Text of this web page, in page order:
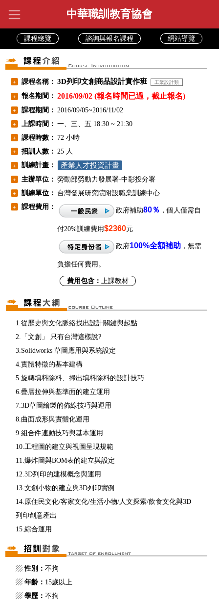
中華職訓教育協會
課程總覽 諮詢與報名課程 網站導覽
+ 課程名稱： 3D列印文創商品設計實作班 工業設計類
+ 報名期間： 2016/09/02 (報名時間已過，截止報名)
+ 課程期間： 2016/09/05~2016/11/02
+ 上課時間： 一、三、五 18:30 ~ 21:30
+ 課程時數： 72 小時
+ 招訓人數： 25 人
+ 訓練計畫： 產業人才投資計畫
+ 主辦單位： 勞動部勞動力發展署-中彰投分署
+ 訓練單位： 台灣發展研究院附設職業訓練中心
+ 課程費用： 政府補助80％ ，個人僅需自
付20%訓練費用$2360元
政府100%全額補助 ，無需
負擔任何費用。
費用包含： 上課教材
1.從歷史與文化脈絡找出設計關鍵與起點
2.「文創」 只有台灣這樣說?
3.Solidworks 草圖應用與系統設定
4.實體特徵的基本建構
5.旋轉填料除料、掃出填料除料的設計技巧
6.疊層拉伸與基準面的建立運用
7.3D草圖繪製的佈線技巧與運用
8.曲面成形與實體化運用
9.組合件連動技巧與基本運用
10.工程圖的建立與視圖呈現規範
11.爆炸圖與BOM表的建立與設定
12.3D列印的建模概念與運用
13.文創小物的建立與3D列印實例
14.原住民文化/客家文化/生活小物/人文探索/飲食文化與3D
列印創意產出
15.綜合運用
▨性別： 不拘
▨ 年齡： 15歲以上
▨ 學歷： 不拘